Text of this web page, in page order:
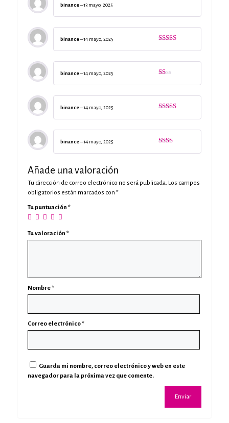
binance–13 mayo, 2025
binance–14 mayo, 2025
1
5
binance–14 mayo, 2025
binance–14 mayo, 2025
binance–14 mayo, 2025
Añade una valoración
Tu dirección de correo electrónico no será publicada. Los campos
obligatorios están marcados con *
Tu puntuación *
Tu valoración *
Nombre*
Correo electrónico*
Guarda mi nombre, correo electrónico y web en este
navegador para la próxima vez que comente.